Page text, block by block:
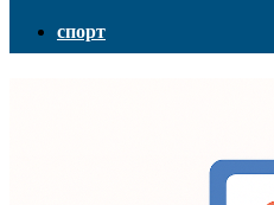
спорт